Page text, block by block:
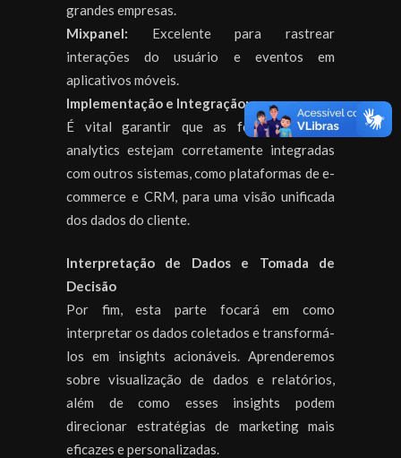
grandes empresas.
Mixpanel: Excelente para rastrear
interações do usuário e eventos em
aplicativos móveis.
Implementação e Integração:
É vital garantir que as ferramentas de
analytics estejam corretamente integradas
com outros sistemas, como plataformas de e-
commerce e CRM, para uma visão unificada
dos dados do cliente.
Interpretação de Dados e Tomada de
Decisão
Por fim, esta parte focará em como
interpretar os dados coletados e transformá-
los em insights acionáveis. Aprenderemos
sobre visualização de dados e relatórios,
além de como esses insights podem
direcionar estratégias de marketing mais
eficazes e personalizadas.